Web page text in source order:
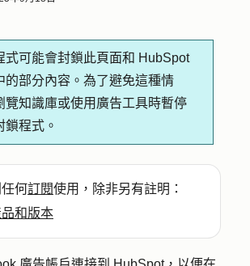
式可能會封鎖此頁面和 HubSpot
的部分內容。為了避免這種情
覽知識庫或使用廣告工具時暫停
鎖程式。
何訂閱使用，除非另有註明：
和版本